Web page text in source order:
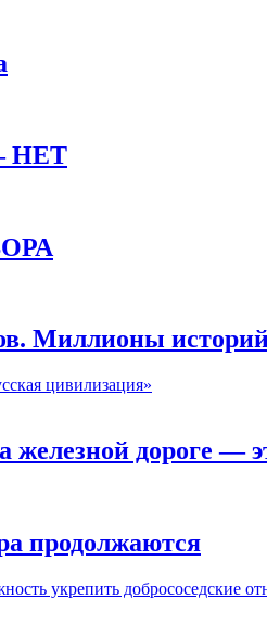
НЕТ
Миллионы
цивилизация»
железной дороге —
продолжаются
укрепить добрососедские